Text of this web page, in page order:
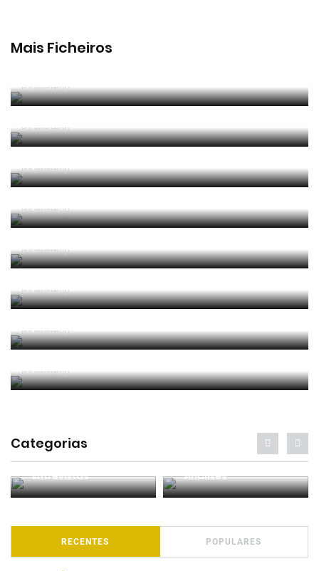
Mais Ficheiros
Por RefereeTip
Por RefereeTip
Por RefereeTip
2025 04 Alterações e Esclarecimentos às Leis de
Por RefereeTip
Por RefereeTip
Por RefereeTip
2024 05 Alterações e Esclarecimentos às Leis de
Por RefereeTip
2023 06 Alterações e Esclarecimentos às Leis de
Por RefereeTip
Categorias
Entrevistas Análises
RECENTES POPULARES